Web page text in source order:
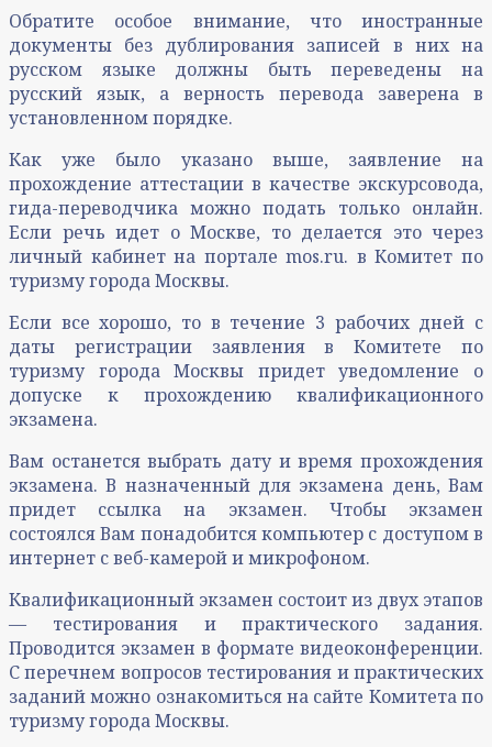
Обратите особое внимание, что иностранные
документы без дублирования записей в них на
русском языке должны быть переведены на
русский язык, а верность перевода заверена в
установленном порядке.
Как уже было указано выше, заявление на
прохождение аттестации в качестве экскурсовода,
гида-переводчика можно подать только онлайн.
Если речь идет о Москве, то делается это через
личный кабинет на портале mos.ru. в Комитет по
туризму города Москвы.
Если все хорошо, то в течение 3 рабочих дней с
даты регистрации заявления в Комитете по
туризму города Москвы придет уведомление о
допуске к прохождению квалификационного
экзамена.
Вам останется выбрать дату и время прохождения
экзамена. В назначенный для экзамена день, Вам
придет ссылка на экзамен. Чтобы экзамен
состоялся Вам понадобится компьютер с доступом в
интернет с веб-камерой и микрофоном.
Квалификационный экзамен состоит из двух этапов
— тестирования и практического задания.
Проводится экзамен в формате видеоконференции.
С перечнем вопросов тестирования и практических
заданий можно ознакомиться на сайте Комитета по
туризму города Москвы.